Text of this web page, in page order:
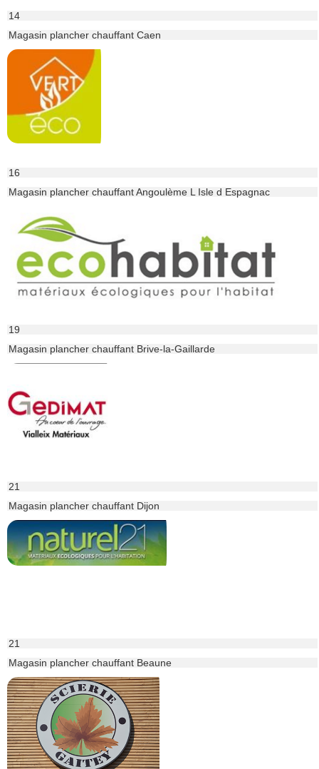
14
Magasin plancher chauffant Caen
16
Magasin plancher chauffant Angoulème L Isle d Espagnac
19
Magasin plancher chauffant Brive-la-Gaillarde
21
Magasin plancher chauffant Dijon
21
Magasin plancher chauffant Beaune